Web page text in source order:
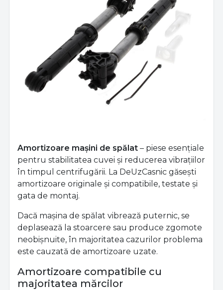
Amortizoare mașini de spălat – piese esențiale
pentru stabilitatea cuvei și reducerea vibrațiilor
în timpul centrifugării. La DeUzCasnic găsești
amortizoare originale și compatibile, testate și
gata de montaj.
Dacă mașina de spălat vibrează puternic, se
deplasează la stoarcere sau produce zgomote
neobișnuite, în majoritatea cazurilor problema
este cauzată de amortizoare uzate.
Amortizoare compatibile cu
majoritatea mărcilor